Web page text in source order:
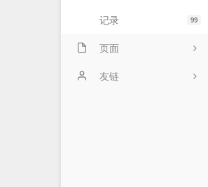
99
记录
页面
示例页面
友链